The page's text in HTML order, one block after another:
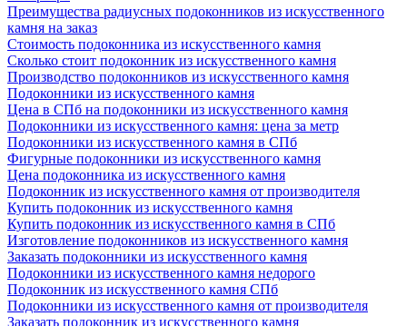
Преимущества радиусных подоконников из искусственного
камня на заказ
Стоимость подоконника из искусственного камня
Сколько стоит подоконник из искусственного камня
Производство подоконников из искусственного камня
Подоконники из искусственного камня
Цена в СПб на подоконники из искусственного камня
Подоконники из искусственного камня: цена за метр
Подоконники из искусственного камня в СПб
Фигурные подоконники из искусственного камня
Цена подоконника из искусственного камня
Подоконник из искусственного камня от производителя
Купить подоконник из искусственного камня
Купить подоконник из искусственного камня в СПб
Изготовление подоконников из искусственного камня
Заказать подоконники из искусственного камня
Подоконники из искусственного камня недорого
Подоконник из искусственного камня СПб
Подоконники из искусственного камня от производителя
Заказать подоконник из искусственного камня